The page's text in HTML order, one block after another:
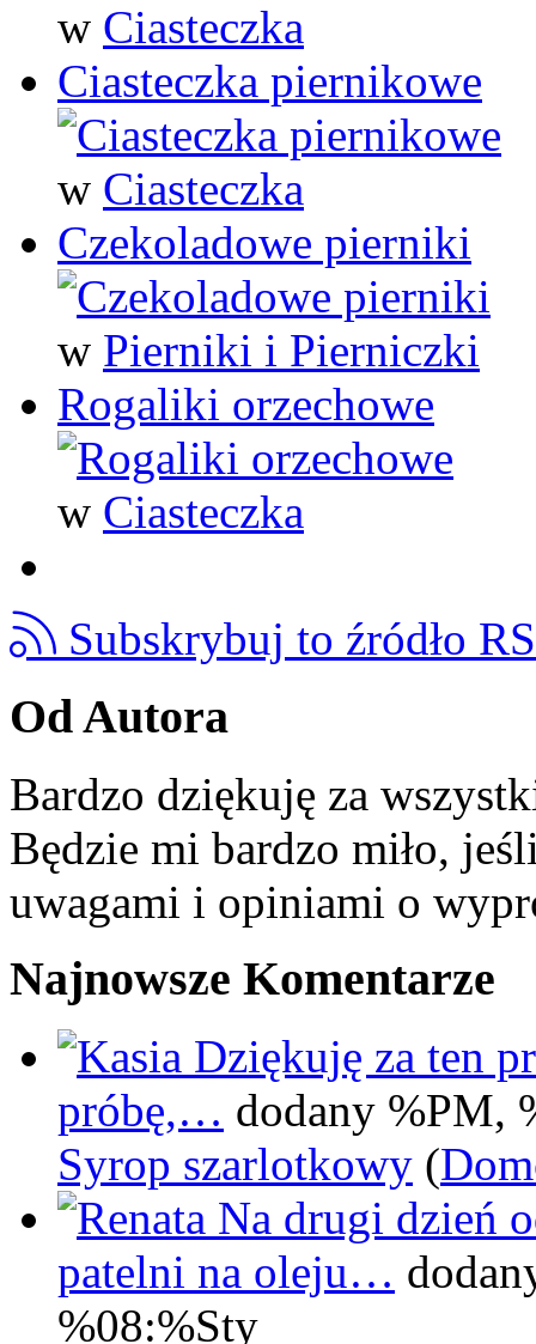
w Ciasteczka
Ciasteczka piernikowe
w Ciasteczka
Czekoladowe pierniki
w Pierniki i Pierniczki
Rogaliki orzechowe
w Ciasteczka
Subskrybuj to źródło
Od Autora
Bardzo dziękuję za
Będzie mi bardzo miło,
uwagami i opiniami o
Najnowsze Komentarze
Dziękuję za ten
próbę,… dodany %PM,
Syrop szarlotkowy (
Na drugi dzień
patelni na oleju…
%08:%Sty